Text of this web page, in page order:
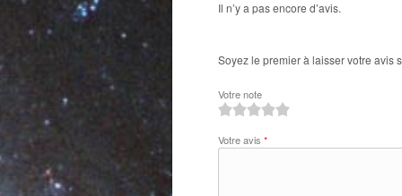
Il n’y a pas encore d’avis.
Soyez le premier à laisser votre avis
Votre note
Votre avis *